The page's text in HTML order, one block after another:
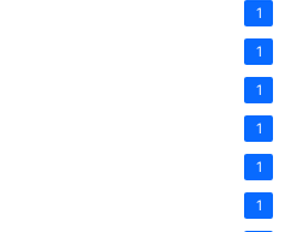
1
1
1
1
1
1